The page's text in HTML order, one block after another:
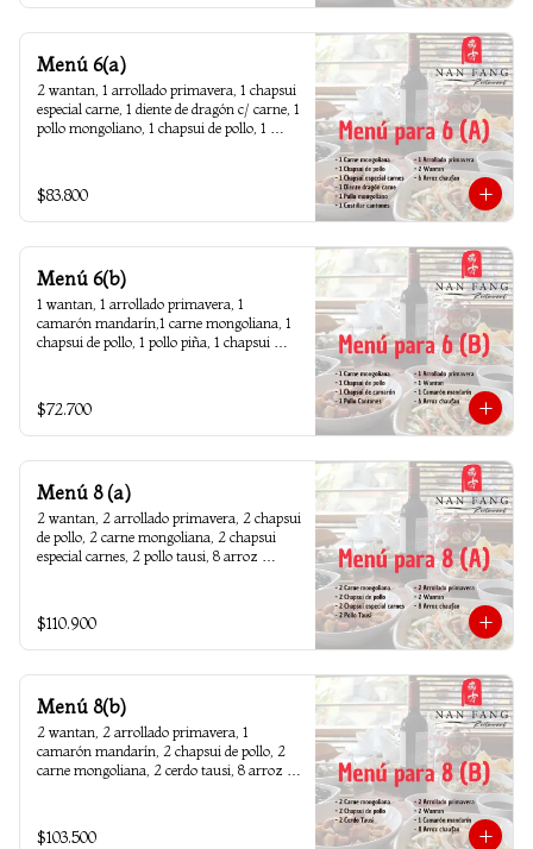
Menú 6(a)
2 wantan, 1 arrollado primavera, 1 chapsui
especial carne, 1 diente de dragón c/ carne, 1
pollo mongoliano, 1 chapsui de pollo, 1
$83.800
Menú 6(b)
1 wantan, 1 arrollado primavera, 1
camarón mandarín,1 carne mongoliana, 1
chapsui de pollo, 1 pollo piña, 1 chapsui
$72.700
Menú 8 (a)
2 wantan, 2 arrollado primavera, 2 chapsui
de pollo, 2 carne mongoliana, 2 chapsui
especial carnes, 2 pollo tausi, 8 arroz
$110.900
Menú 8(b)
2 wantan, 2 arrollado primavera, 1
camarón mandarín, 2 chapsui de pollo, 2
carne mongoliana, 2 cerdo tausi, 8 arroz
$103.500